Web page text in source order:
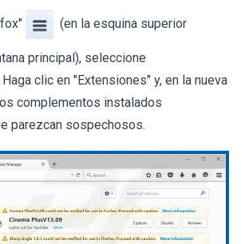
(en la esquina superior
principal), seleccione
clic en "Extensiones" y, en la nueva
complementos instalados
parezcan sospechosos.